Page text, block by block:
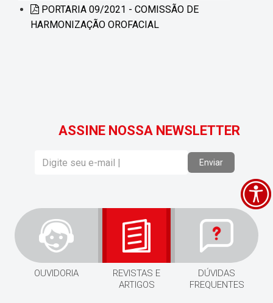
PORTARIA 09/2021 - COMISSÃO DE
HARMONIZAÇÃO OROFACIAL
ASSINE NOSSA NEWSLETTER
Enviar
OUVIDORIA
REVISTAS E
ARTIGOS
DÚVIDAS
FREQUENTES